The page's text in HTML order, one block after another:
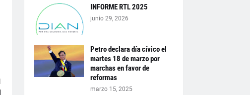
INFORME RTL 2025
junio 29, 2026
Petro declara día cívico el
martes 18 de marzo por
marchas en favor de
reformas
marzo 15, 2025